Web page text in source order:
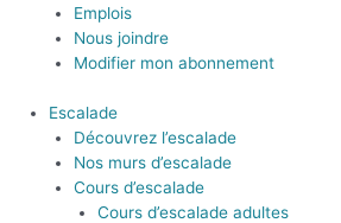
Emplois
Nous joindre
Modifier mon abonnement
Escalade
Découvrez l’escalade
Nos murs d’escalade
Cours d’escalade
Cours d’escalade adultes